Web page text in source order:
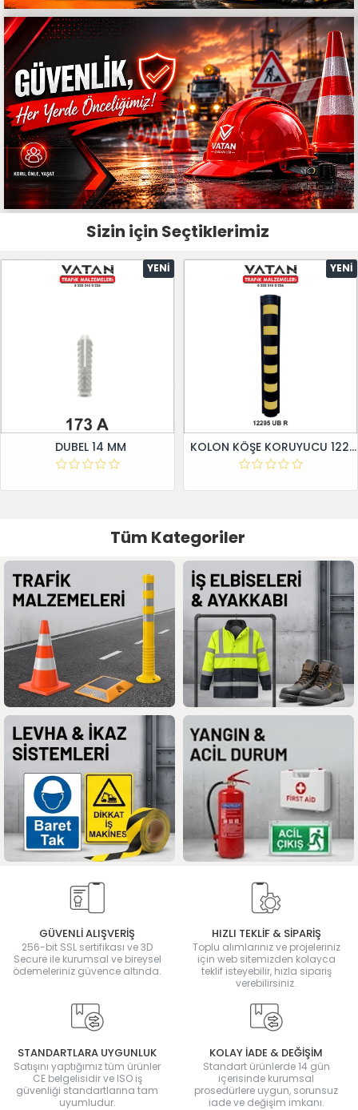
Sizin için Seçtiklerimiz
YENI
DUBEL 14 MM
YENI
KOLON KÖŞE KORUYUCU 12295 UB R
Tüm Kategoriler
GÜVENLİ ALIŞVERİŞ
256-bit SSL sertifikası ve 3D
Secure ile kurumsal ve bireysel
ödemeleriniz güvence altında.
HIZLI TEKLİF & SİPARİŞ
Toplu alımlarınız ve projeleriniz
için web sitemizden kolayca
teklif isteyebilir, hızla sipariş
verebilirsiniz.
STANDARTLARA UYGUNLUK
Satışını yaptığımız tüm ürünler
CE belgelisidir ve ISO iş
güvenliği standartlarına tam
uyumludur.
KOLAY İADE & DEĞİŞİM
Standart ürünlerde 14 gün
içerisinde kurumsal
prosedürlere uygun, sorunsuz
iade ve değişim imkanı.